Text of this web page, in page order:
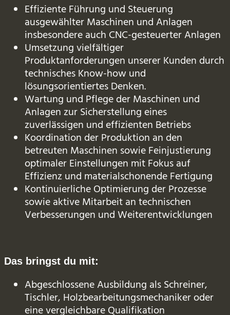
Effiziente Führung und Steuerung
ausgewählter Maschinen und Anlagen
insbesondere auch CNC-gesteuerter Anlagen
Umsetzung vielfältiger
Produktanforderungen unserer Kunden durch
technisches Know-how und
lösungsorientiertes Denken.
Wartung und Pflege der Maschinen und
Anlagen zur Sicherstellung eines
zuverlässigen und effizienten Betriebs
Koordination der Produktion an den
betreuten Maschinen sowie Feinjustierung
optimaler Einstellungen mit Fokus auf
Effizienz und materialschonende Fertigung
Kontinuierliche Optimierung der Prozesse
sowie aktive Mitarbeit an technischen
Verbesserungen und Weiterentwicklungen
Das bringst du mit:
Abgeschlossene Ausbildung als Schreiner,
Tischler, Holzbearbeitungsmechaniker oder
eine vergleichbare Qualifikation